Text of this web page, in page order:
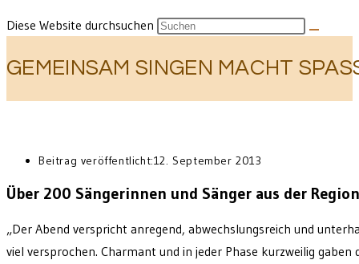
Diese Website durchsuchen
GEMEINSAM SINGEN MACHT
Beitrag veröffentlicht:12. September 2013
Über 200 Sängerinnen und Sänger aus der
„Der Abend verspricht anregend, abwechslungsreich und
viel versprochen. Charmant und in jeder Phase kurzweilig